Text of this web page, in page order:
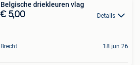
Belgische driekleuren vlag
€ 5,00 Details
Brecht 18 jun 26